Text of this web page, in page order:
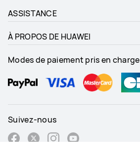
ASSISTANCE
À PROPOS DE HUAWEI
Modes de paiement pris en charge
Suivez-nous